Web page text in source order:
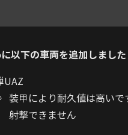
以下の車両を追加しました
UAZ
装甲により耐久値は高いで
射撃できません